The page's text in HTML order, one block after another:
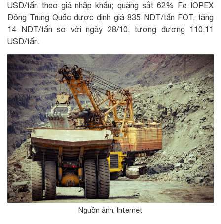
USD/tấn theo giá nhập khẩu; quặng sắt 62% Fe IOPEX
Đông Trung Quốc được định giá 835 NDT/tấn FOT, tăng
14 NDT/tấn so với ngày 28/10, tương đương 110,11
USD/tấn.
Nguồn ảnh: Internet